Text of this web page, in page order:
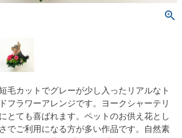
毛カットでグレーが少し入ったリアルなト
フラワーアレンジです。ヨークシャーテリ
とても喜ばれます。ペットのお供え花とし
でご利用になる方が多い作品です。自然素